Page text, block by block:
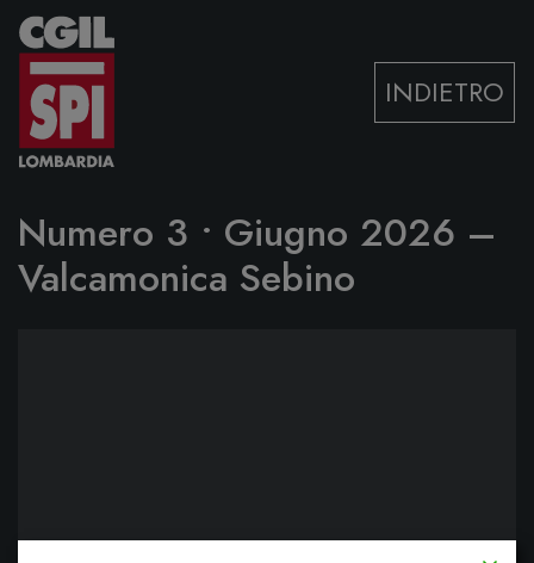
Vai al contenuto
INDIETRO
Numero 3 • Giugno 2026 –
Valcamonica Sebino